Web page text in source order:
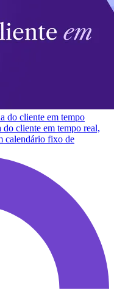
do cliente em tempo
cliente em tempo real,
calendário fixo de